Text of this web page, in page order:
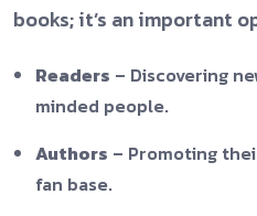
books; it’s an important
Readers – Discovering
minded people.
Authors – Promoting
fan base.